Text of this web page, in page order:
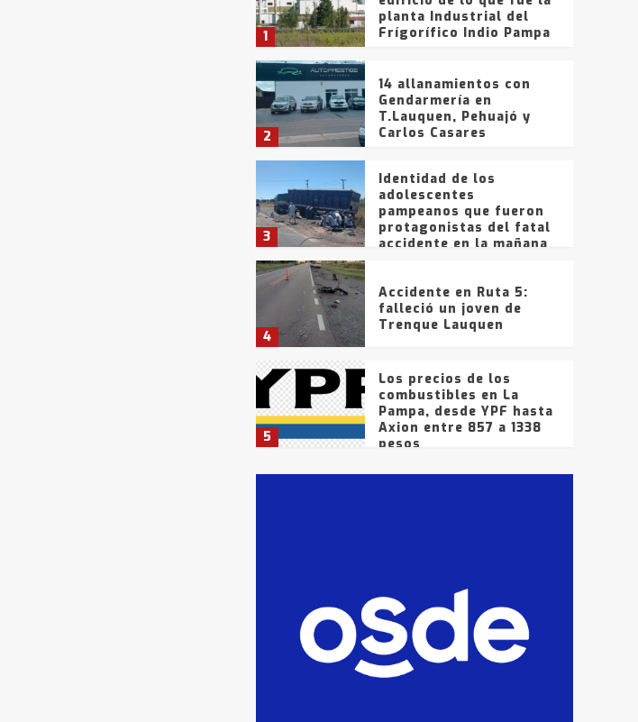
1
planta Industrial del
Frígorífico Indio Pampa
2
14 allanamientos con
Gendarmería en
T.Lauquen, Pehuajó y
Carlos Casares
3
Identidad de los
adolescentes
pampeanos que fueron
protagonistas del fatal
accidente en la mañana
4
Accidente en Ruta 5:
falleció un joven de
Trenque Lauquen
5
Los precios de los
combustibles en La
Pampa, desde YPF hasta
Axion entre 857 a 1338
pesos
La Bolsa de Cereales de
que intentaron evadir a
la Policía fueron
detenidos por
comercialización de
drogas en la tarde del
sábado